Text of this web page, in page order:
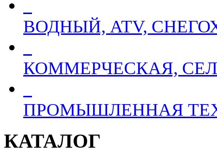
ВОДНЫЙ, ATV,
КОММЕРЧЕСКАЯ,
ПРОМЫШЛЕННАЯ
КАТАЛОГ